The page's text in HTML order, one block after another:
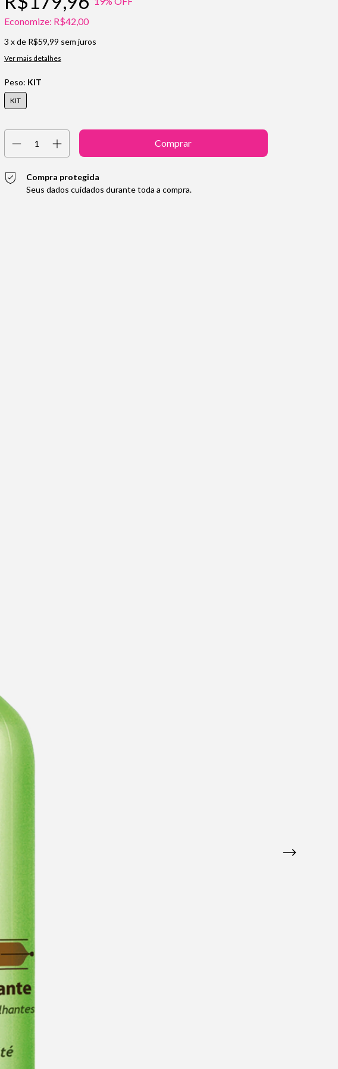
Economize: R$42,00
3 x de R$59,99 sem juros
Ver mais detalhes
Peso: KIT
KIT
Compra protegida
Seus dados cuidados durante toda a compra.